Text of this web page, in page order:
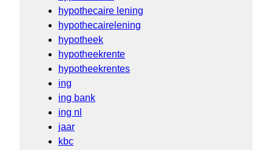
hypothecaire lening
hypothecairelening
hypotheek
hypotheekrente
hypotheekrentes
ing
ing bank
ing nl
jaar
kbc